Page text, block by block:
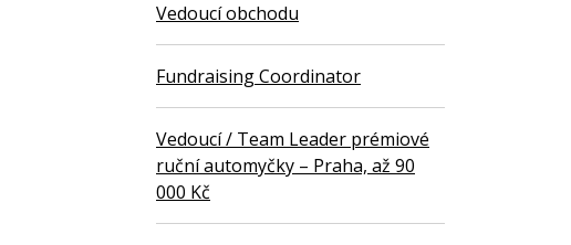
Vedoucí obchodu
Fundraising Coordinator
Vedoucí / Team Leader prémiové
ruční automyčky – Praha, až 90
000 Kč